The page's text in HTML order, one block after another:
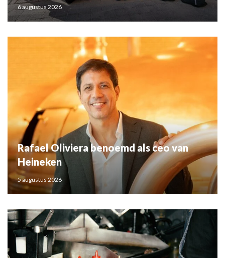
6 augustus 2026
Rafael Oliviera benoemd als ceo van
Heineken
5 augustus 2026